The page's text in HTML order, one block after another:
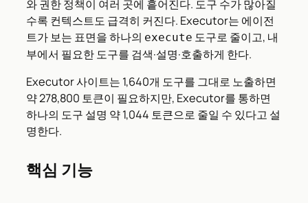
와 권한 정책이 여러 곳에 흩어진다. 도구 수가 많아질
수록 컨텍스트도 급격히 커진다. Executor는 에이전
트가 보는 표면을 하나의 execute 도구로 줄이고, 내
부에서 필요한 도구를 검색·설명·호출하게 한다.
Executor 사이트는 1,640개 도구를 그대로 노출하면
약 278,800 토큰이 필요하지만, Executor를 통하면
하나의 도구 설명 약 1,044 토큰으로 줄일 수 있다고 설
명한다.
핵심 기능